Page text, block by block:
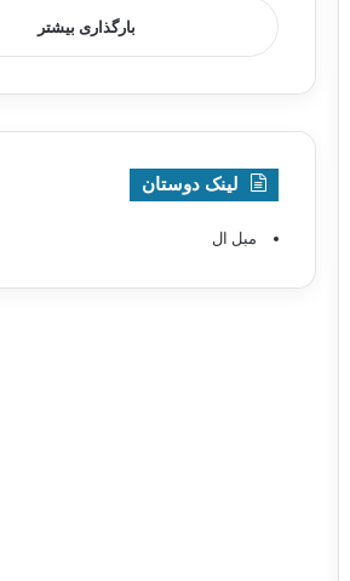
بارگذاری بیشتر
لینک دوستان
مبل ال